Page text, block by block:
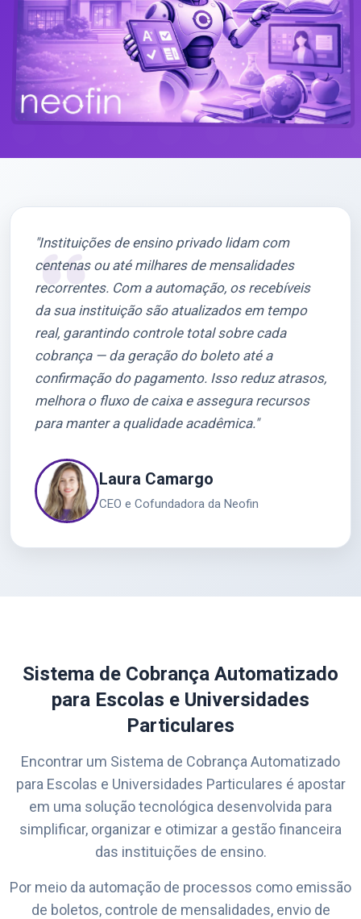
"Instituições de ensino privado lidam com
centenas ou até milhares de mensalidades
recorrentes. Com a automação, os recebíveis
da sua instituição são atualizados em tempo
real, garantindo controle total sobre cada
cobrança — da geração do boleto até a
confirmação do pagamento. Isso reduz atrasos,
melhora o fluxo de caixa e assegura recursos
para manter a qualidade acadêmica."
Laura Camargo
CEO e Cofundadora da Neofin
Sistema de Cobrança Automatizado
para Escolas e Universidades
Particulares
Encontrar um Sistema de Cobrança Automatizado
para Escolas e Universidades Particulares é apostar
em uma solução tecnológica desenvolvida para
simplificar, organizar e otimizar a gestão financeira
das instituições de ensino.
Por meio da automação de processos como emissão
de boletos, controle de mensalidades, envio de